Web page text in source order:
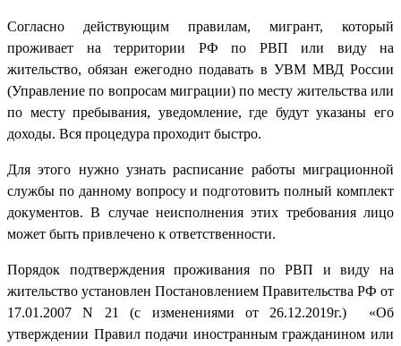
Согласно действующим правилам, мигрант, который
проживает на территории РФ по РВП или виду на
жительство, обязан ежегодно подавать в УВМ МВД России
(Управление по вопросам миграции) по месту жительства или
по месту пребывания, уведомление, где будут указаны его
доходы. Вся процедура проходит быстро.
Для этого нужно узнать расписание работы миграционной
службы по данному вопросу и подготовить полный комплект
документов. В случае неисполнения этих требования лицо
может быть привлечено к ответственности.
Порядок подтверждения проживания по РВП и виду на
жительство установлен Постановлением Правительства РФ от
17.01.2007 N 21 (с изменениями от 26.12.2019г.) «Об
утверждении Правил подачи иностранным гражданином или